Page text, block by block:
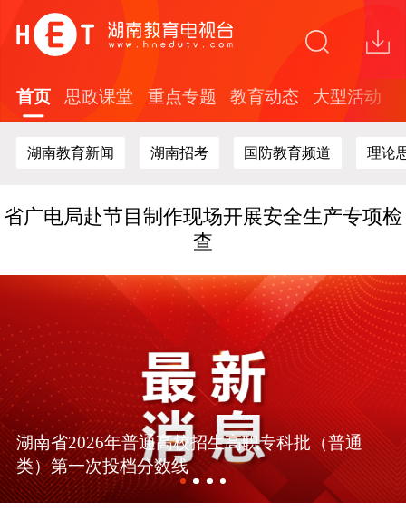
首页 思政课堂 重点专题 教育动态 大型活动
湖南教育新闻 湖南招考 国防教育频道 理论
关于在全省中小学开展红色文化知识答题活动
的通知
“这礼是长沙”2026年度文创精品培育计划面向
全球开放征集
探索“校媒融合”新路径 湖南教育台与湖南劳动
全国教育电视行业及高校代表聚首长沙！共探
省广电局赴节目制作现场开展安全生产专项检
查
的通知
湖南省2026年普通高校招生高职专科批（普通
类）第一次投档分数线